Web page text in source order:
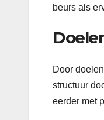
beurs als
Door
structuur
eerder met